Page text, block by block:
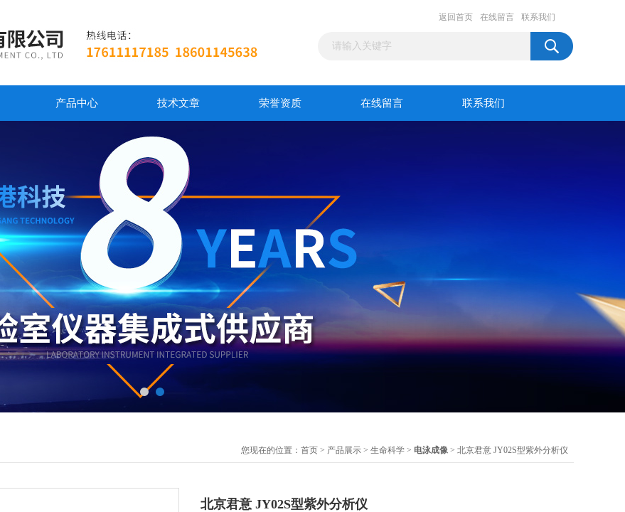
返回首页 在线留言 联系我们
产品中心 技术文章 荣誉资质 在线留言 联系我们
您现在的位置： 首页 > 产品展示 > 生命科学 > 电泳成像 > 北京君意 JY02S型紫外分析仪
北京君意 JY02S型紫外分析仪